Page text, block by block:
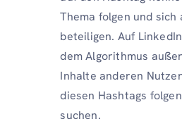
Thema folgen und sich
beteiligen. Auf
dem Algorithmus
Inhalte anderen
diesen Hashtags
suchen.